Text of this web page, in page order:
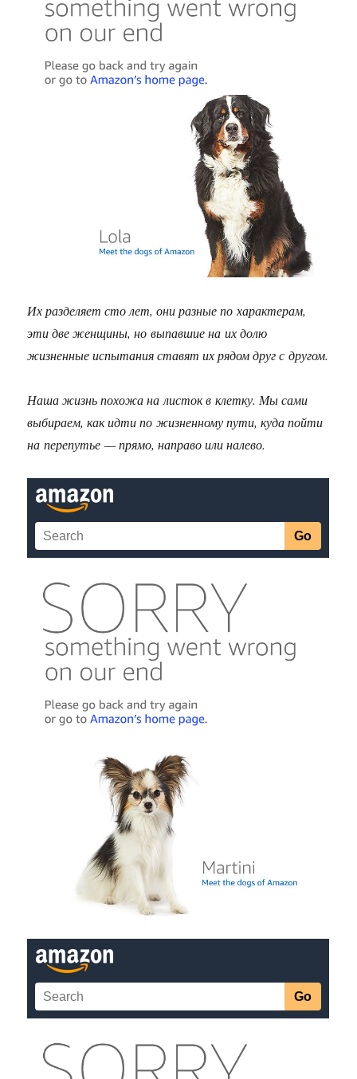
Их разделяет сто лет, они разные по характерам,
эти две женщины, но выпавшие на их долю
жизненные испытания ставят их рядом друг с другом.
Наша жизнь похожа на листок в клетку. Мы сами
выбираем, как идти по жизненному пути, куда пойти
на перепутье — прямо, направо или налево.